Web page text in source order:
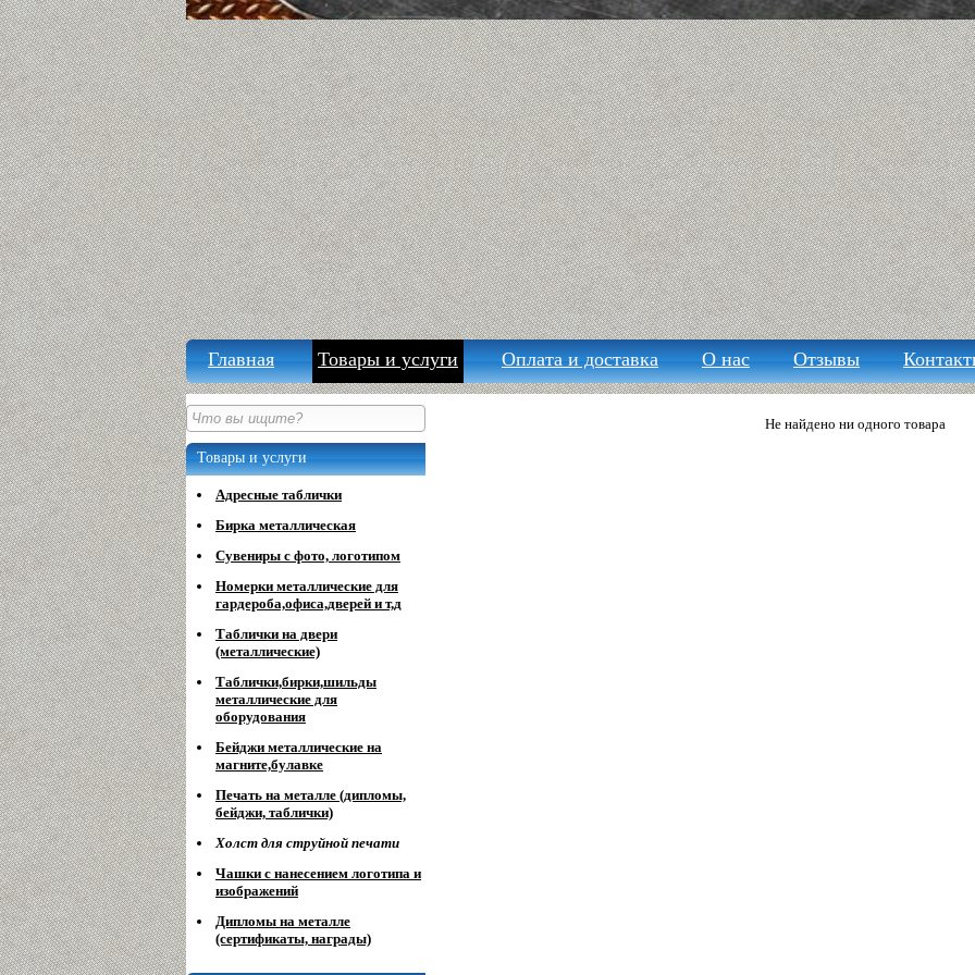
Главная Товары и услуги Оплата и доставка О нас Отзывы
Товары и услуги
Адресные таблички
Бирка металлическая
Сувениры с фото, логотипом
Номерки металлические для
гардероба,офиса,дверей и т,д
Таблички на двери
(металлические)
Таблички,бирки,шильды
металлические для
оборудования
Бейджи металлические на
магните,булавке
Печать на металле (дипломы,
бейджи, таблички)
Холст для струйной печати
Чашки с нанесением логотипа и
изображений
Дипломы на металле
(сертификаты, награды)
Не найдено ни одного товара